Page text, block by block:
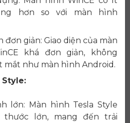
hơn so với màn hình
đơn giản: Giao diện của màn
khá đơn giản, không
mắt như màn hình Android.
Style:
lớn: Màn hình Tesla Style
thước lớn, mang đến trải